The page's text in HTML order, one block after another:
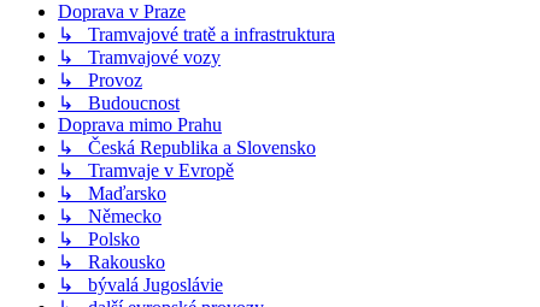
Doprava v Praze
↳ Tramvajové tratě a infrastruktura
↳ Tramvajové vozy
↳ Provoz
↳ Budoucnost
Doprava mimo Prahu
↳ Česká Republika a Slovensko
↳ Tramvaje v Evropě
↳ Maďarsko
↳ Německo
↳ Polsko
↳ Rakousko
↳ bývalá Jugoslávie